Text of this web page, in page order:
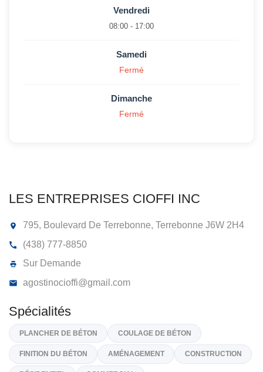
LES ENTREPRISES CIOFFI INC
795, Boulevard De Terrebonne, Terrebonne
(438) 777-8850
Sur Demande
Vendredi
08:00 - 17:00
Samedi
Fermé
Dimanche
Fermé